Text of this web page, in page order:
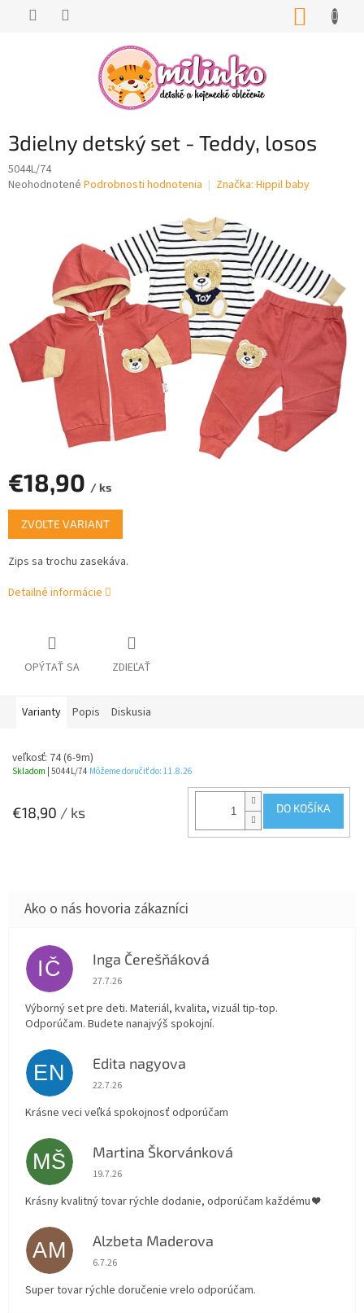
3dielny detský set - Teddy, losos
5044L/74
Priemerné
hviezdičiek.
Neohodnotené Podrobnosti hodnotenia Značka: Hippil baby
€18,90 / ks
Jednotková
cena:
ZVOĽTE VARIANT
Zips sa trochu zasekáva.
Detailné informácie
OPÝTAŤ SA ZDIEĽAŤ
Varianty Popis Diskusia
veľkosť: 74 (6-9m)
Skladom | 5044L/74 Môžeme doručiť do: 11.8.26
€18,90 / ks DO KOŠÍKA
IČ Inga Čerešňáková
Hodnotenie obchodu je 5 z 5 hviezdičiek.
27.7.26
Výborný set pre deti. Materiál, kvalita, vizuál tip-top.
Odporúčam. Budete nanajvýš spokojní.
EN Edita nagyova
Hodnotenie obchodu je 5 z 5 hviezdičiek.
22.7.26
Krásne veci veľká spokojnosť odporúčam
MŠ Martina Škorvánková
Hodnotenie obchodu je 5 z 5 hviezdičiek.
19.7.26
Krásny kvalitný tovar rýchle dodanie, odporúčam každému ❤️
AM Alzbeta Maderova
Hodnotenie obchodu je 5 z 5 hviezdičiek.
6.7.26
Super tovar rýchle doručenie vrelo odporúčam.